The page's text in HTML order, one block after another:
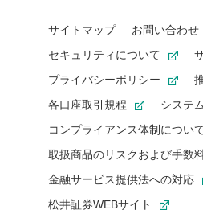
サイトマップ
お問い合わせ
セキュリティについて
プライバシーポリシー
各口座取引規程
システ
コンプライアンス体制につい
取扱商品のリスクおよび手数
金融サービス提供法への対応
松井証券WEBサイト